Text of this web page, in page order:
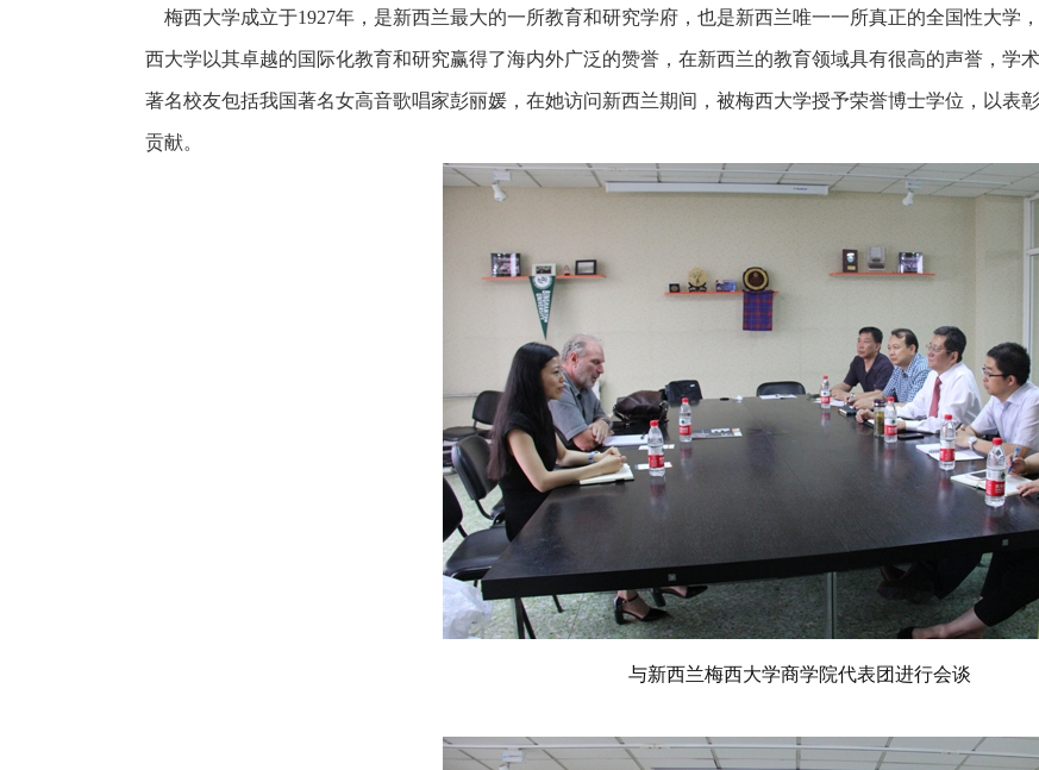
梅西大学成立于1927年，是新西兰最大的一所教育和研究学府，也是新西兰唯一一所真正的全国性大学，
西大学以其卓越的国际化教育和研究赢得了海内外广泛的赞誉，在新西兰的教育领域具有很高的声誉，学
著名校友包括我国著名女高音歌唱家彭丽媛，在她访问新西兰期间，被梅西大学授予荣誉博士学位，以表
贡献。
与新西兰梅西大学商学院代表团进行会谈